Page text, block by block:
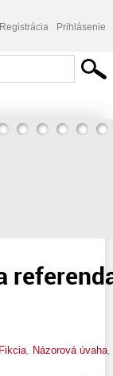
Registrácia Prihlásenie
Fikcia Názorová úvaha